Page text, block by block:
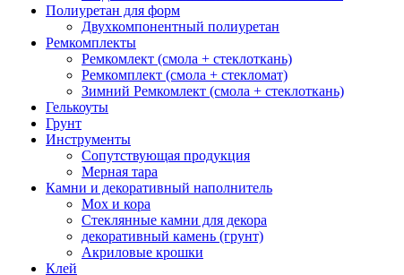
Полиуретан для форм
Двухкомпонентный полиуретан
Ремкомплекты
Ремкомлект (смола + стеклоткань)
Ремкомплект (смола + стекломат)
Зимний Ремкомлект (смола + стеклоткань)
Гелькоуты
Грунт
Инструменты
Сопутствующая продукция
Мерная тара
Камни и декоративный наполнитель
Мох и кора
Стеклянные камни для декора
декоративный камень (грунт)
Акриловые крошки
Клей